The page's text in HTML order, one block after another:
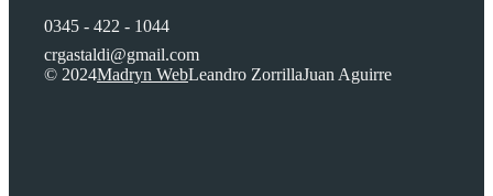
0345 - 422 - 1044
crgastaldi@gmail.com
© 2024Madryn WebLeandro ZorrillaJuan Aguirre